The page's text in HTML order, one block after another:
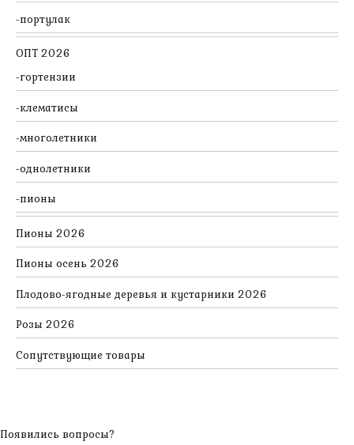
портулак
ОПТ 2026
гортензии
клематисы
многолетники
однолетники
пионы
Пионы 2026
Пионы осень 2026
Плодово-ягодные деревья и кустарники 2026
Розы 2026
Сопутствующие товары
Появились вопросы?